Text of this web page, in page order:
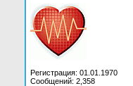
Регистрация: 01.01.1970
Сообщений: 2,358